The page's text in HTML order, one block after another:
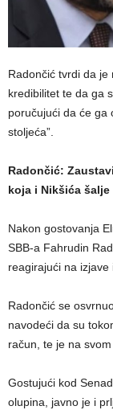
Radončić tvrdi da
kredibilitet te da ga
poručujući da će ga
stoljeća”.
Radončić:
koja i Nikšića šalje
Nakon gostovanja
SBB-a Fahrudin
reagirajući na izjave
Radončić se
navodeći da su
račun, te je na
Gostujući kod
olupina, javno je i